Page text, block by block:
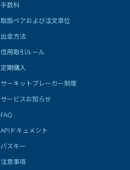
手数料
取扱ペアおよび注文単位
出金方法
信用取引ルール
定期購入
サーキットブレーカー制度
サービスお知らせ
FAQ
APIドキュメント
パスキー
注意事項